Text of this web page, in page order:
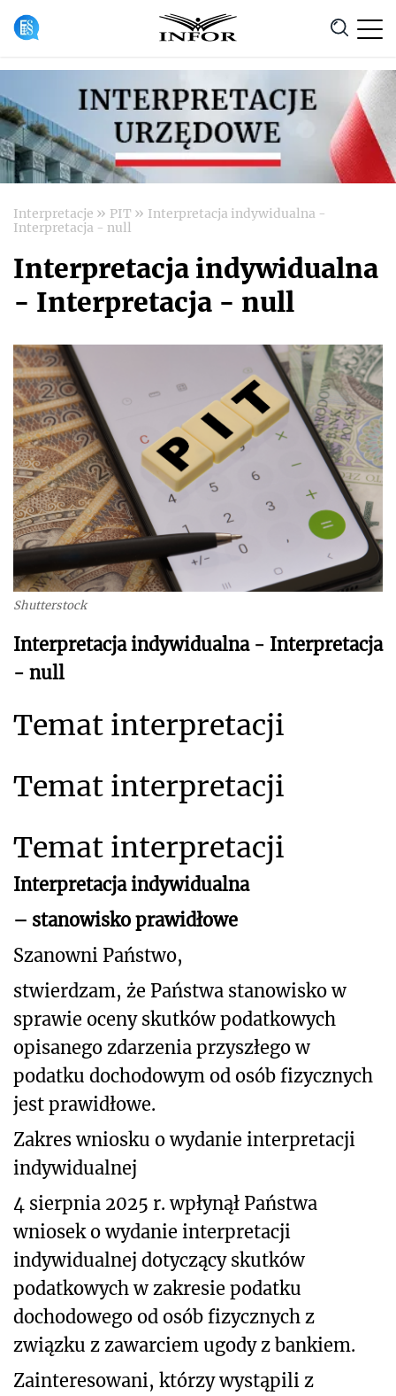
Anuluj
Interpretacje » PIT » Interpretacja indywidualna -
Interpretacja - null
Interpretacja indywidualna
- Interpretacja - null
Shutterstock
Interpretacja indywidualna - Interpretacja
- null
Temat interpretacji
Temat interpretacji
Temat interpretacji
Interpretacja indywidualna
– stanowisko prawidłowe
Szanowni Państwo,
stwierdzam, że Państwa stanowisko w
sprawie oceny skutków podatkowych
opisanego zdarzenia przyszłego w
podatku dochodowym od osób fizycznych
jest prawidłowe.
Zakres wniosku o wydanie interpretacji
indywidualnej
4 sierpnia 2025 r. wpłynął Państwa
wniosek o wydanie interpretacji
indywidualnej dotyczący skutków
podatkowych w zakresie podatku
dochodowego od osób fizycznych z
związku z zawarciem ugody z bankiem.
Zainteresowani, którzy wystąpili z